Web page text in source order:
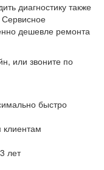
диагностику также
дешевле ремонта
или звоните по
быстро
лет